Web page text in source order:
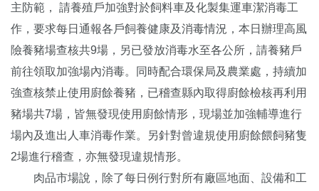
主防範， 請養殖戶加強對於飼料車及化製集運車潔消毒工
作，要求每日通報各戶飼養健康及消毒情況，本日辦理高風
險養豬場查核共9場，另已發放消毒水至各公所，請養豬戶
前往領取加強場內消毒。同時配合環保局及農業處，持續加
強查核禁止使用廚餘養豬，已稽查縣內取得廚餘檢核再利用
豬場共7場，皆無發現使用廚餘情形，現場並加強輔導進行
場內及進出人車消毒作業。另針對曾違規使用廚餘餵飼豬隻
2場進行稽查，亦無發現違規情形。
肉品市場說，除了每日例行對所有廠區地面、設備和工